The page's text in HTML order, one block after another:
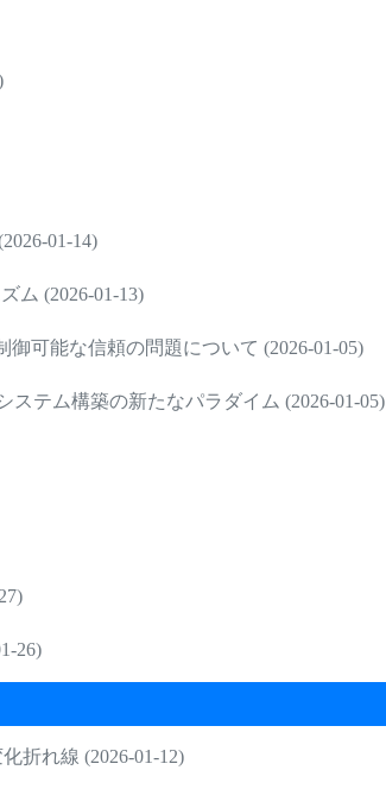
01-14)
ム (2026-01-13)
可能な信頼の問題について (2026-01-05)
テム構築の新たなパラダイム (2026-01-05)
26)
折れ線 (2026-01-12)